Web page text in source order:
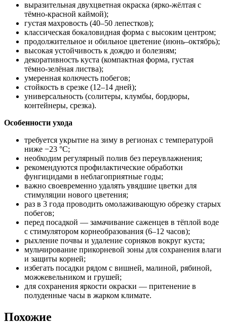
выразительная двухцветная окраска (ярко‑жёлтая с
тёмно‑красной каймой);
густая махровость (40–50 лепестков);
классическая бокаловидная форма с высоким центром;
продолжительное и обильное цветение (июнь–октябрь);
высокая устойчивость к дождю и болезням;
декоративность куста (компактная форма, густая
тёмно‑зелёная листва);
умеренная колючесть побегов;
стойкость в срезке (12–14 дней);
универсальность (солитеры, клумбы, бордюры,
контейнеры, срезка).
Особенности ухода
требуется укрытие на зиму в регионах с температурой
ниже −23 °C;
необходим регулярный полив без переувлажнения;
рекомендуются профилактические обработки
фунгицидами в неблагоприятные годы;
важно своевременно удалять увядшие цветки для
стимуляции нового цветения;
раз в 3 года проводить омолаживающую обрезку старых
побегов;
перед посадкой — замачивание саженцев в тёплой воде
с стимулятором корнеобразования (6–12 часов);
рыхление почвы и удаление сорняков вокруг куста;
мульчирование прикорневой зоны для сохранения влаги
и защиты корней;
избегать посадки рядом с вишней, малиной, рябиной,
можжевельником и грушей;
для сохранения яркости окраски — притенение в
полуденные часы в жарком климате.
Похожие